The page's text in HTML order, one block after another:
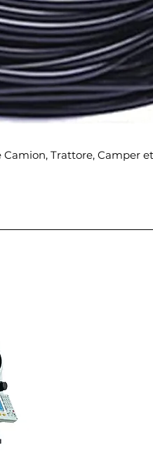
Trattore, Camper